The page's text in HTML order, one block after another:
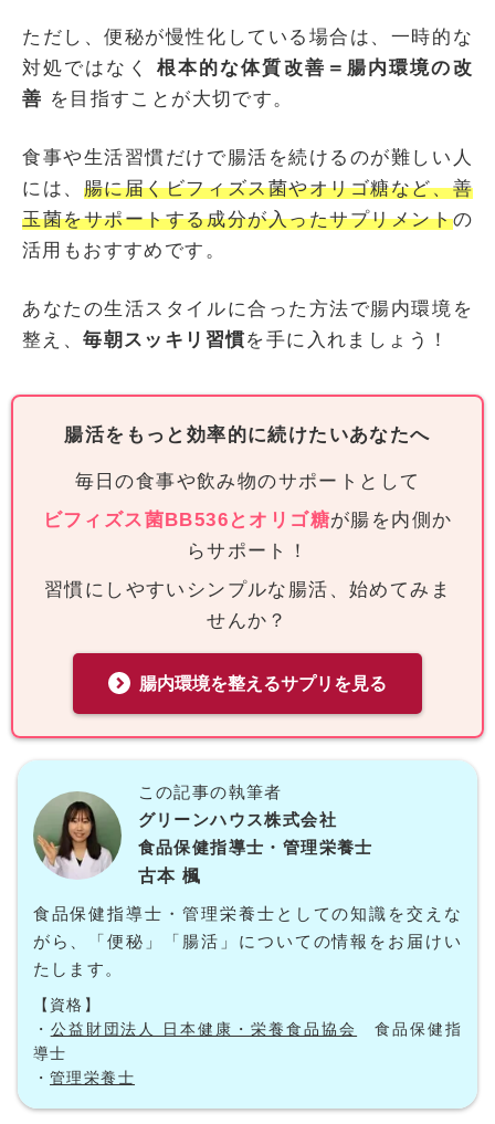
ただし、便秘が慢性化している場合は、一時的な
対処ではなく 根本的な体質改善＝腸内環境の改
善 を目指すことが大切です。
食事や生活習慣だけで腸活を続けるのが難しい人
には、 腸に届くビフィズス菌やオリゴ糖など、善
玉菌をサポートする成分が入ったサプリメントの
活用もおすすめです。
あなたの生活スタイルに合った方法で腸内環境を
整え、毎朝スッキリ習慣を手に入れましょう！
腸活をもっと効率的に続けたいあなたへ
毎日の食事や飲み物のサポートとして
ビフィズス菌BB536とオリゴ糖が腸を内側か
らサポート！
習慣にしやすいシンプルな腸活、始めてみま
せんか？
腸内環境を整えるサプリを見る
この記事の執筆者
グリーンハウス株式会社
食品保健指導士・管理栄養士
古本 楓
食品保健指導士・管理栄養士としての知識を交えな
がら、「便秘」「腸活」についての情報をお届けい
たします。
【資格】
・ 公益財団法人 日本健康・栄養食品協会
食品保健指
導士
・管理栄養士